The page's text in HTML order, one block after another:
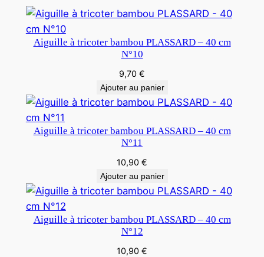
Aiguille à tricoter bambou PLASSARD – 40 cm
N°10
9,70 €
Ajouter au panier
Aiguille à tricoter bambou PLASSARD – 40 cm
N°11
10,90 €
Ajouter au panier
Aiguille à tricoter bambou PLASSARD – 40 cm
N°12
10,90 €